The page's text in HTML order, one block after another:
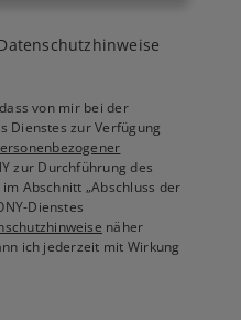
von mir bei der
Dienstes zur Verfügung
zur Durchführung des
Abschnitt „Abschluss der
Dienstes
näher
ich jederzeit mit Wirkung